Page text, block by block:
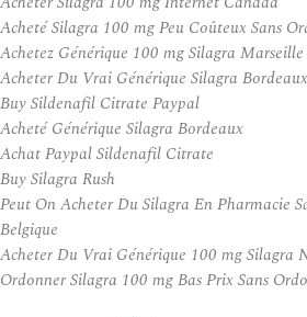
Acheté Silagra 100 mg Peu Coûteux Sans
Achetez Générique 100 mg Silagra Marseille
Acheter Du Vrai Générique Silagra Bordeaux
Buy Sildenafil Citrate Paypal
Acheté Générique Silagra Bordeaux
Achat Paypal Sildenafil Citrate
Buy Silagra Rush
Peut On Acheter Du Silagra En Pharmacie
Belgique
Acheter Du Vrai Générique 100 mg Silagra
Ordonner Silagra 100 mg Bas Prix Sans